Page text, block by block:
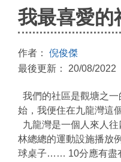
我最喜愛的
作者： 倪俊傑
最後更新： 20/08/2022
我們的社區是觀塘之
始，我便住在九龍灣這
九龍灣是一個人來人
林總總的運動設施播放
球桌子…… 10分應有盡